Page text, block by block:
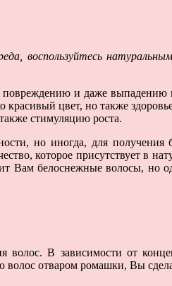
воспользуйтесь
и даже
цвет, но также
стимуляцию роста.
но иногда, для
которое присутствует в
Вам белоснежные волосы, но
В зависимости от
отваром ромашки, Вы